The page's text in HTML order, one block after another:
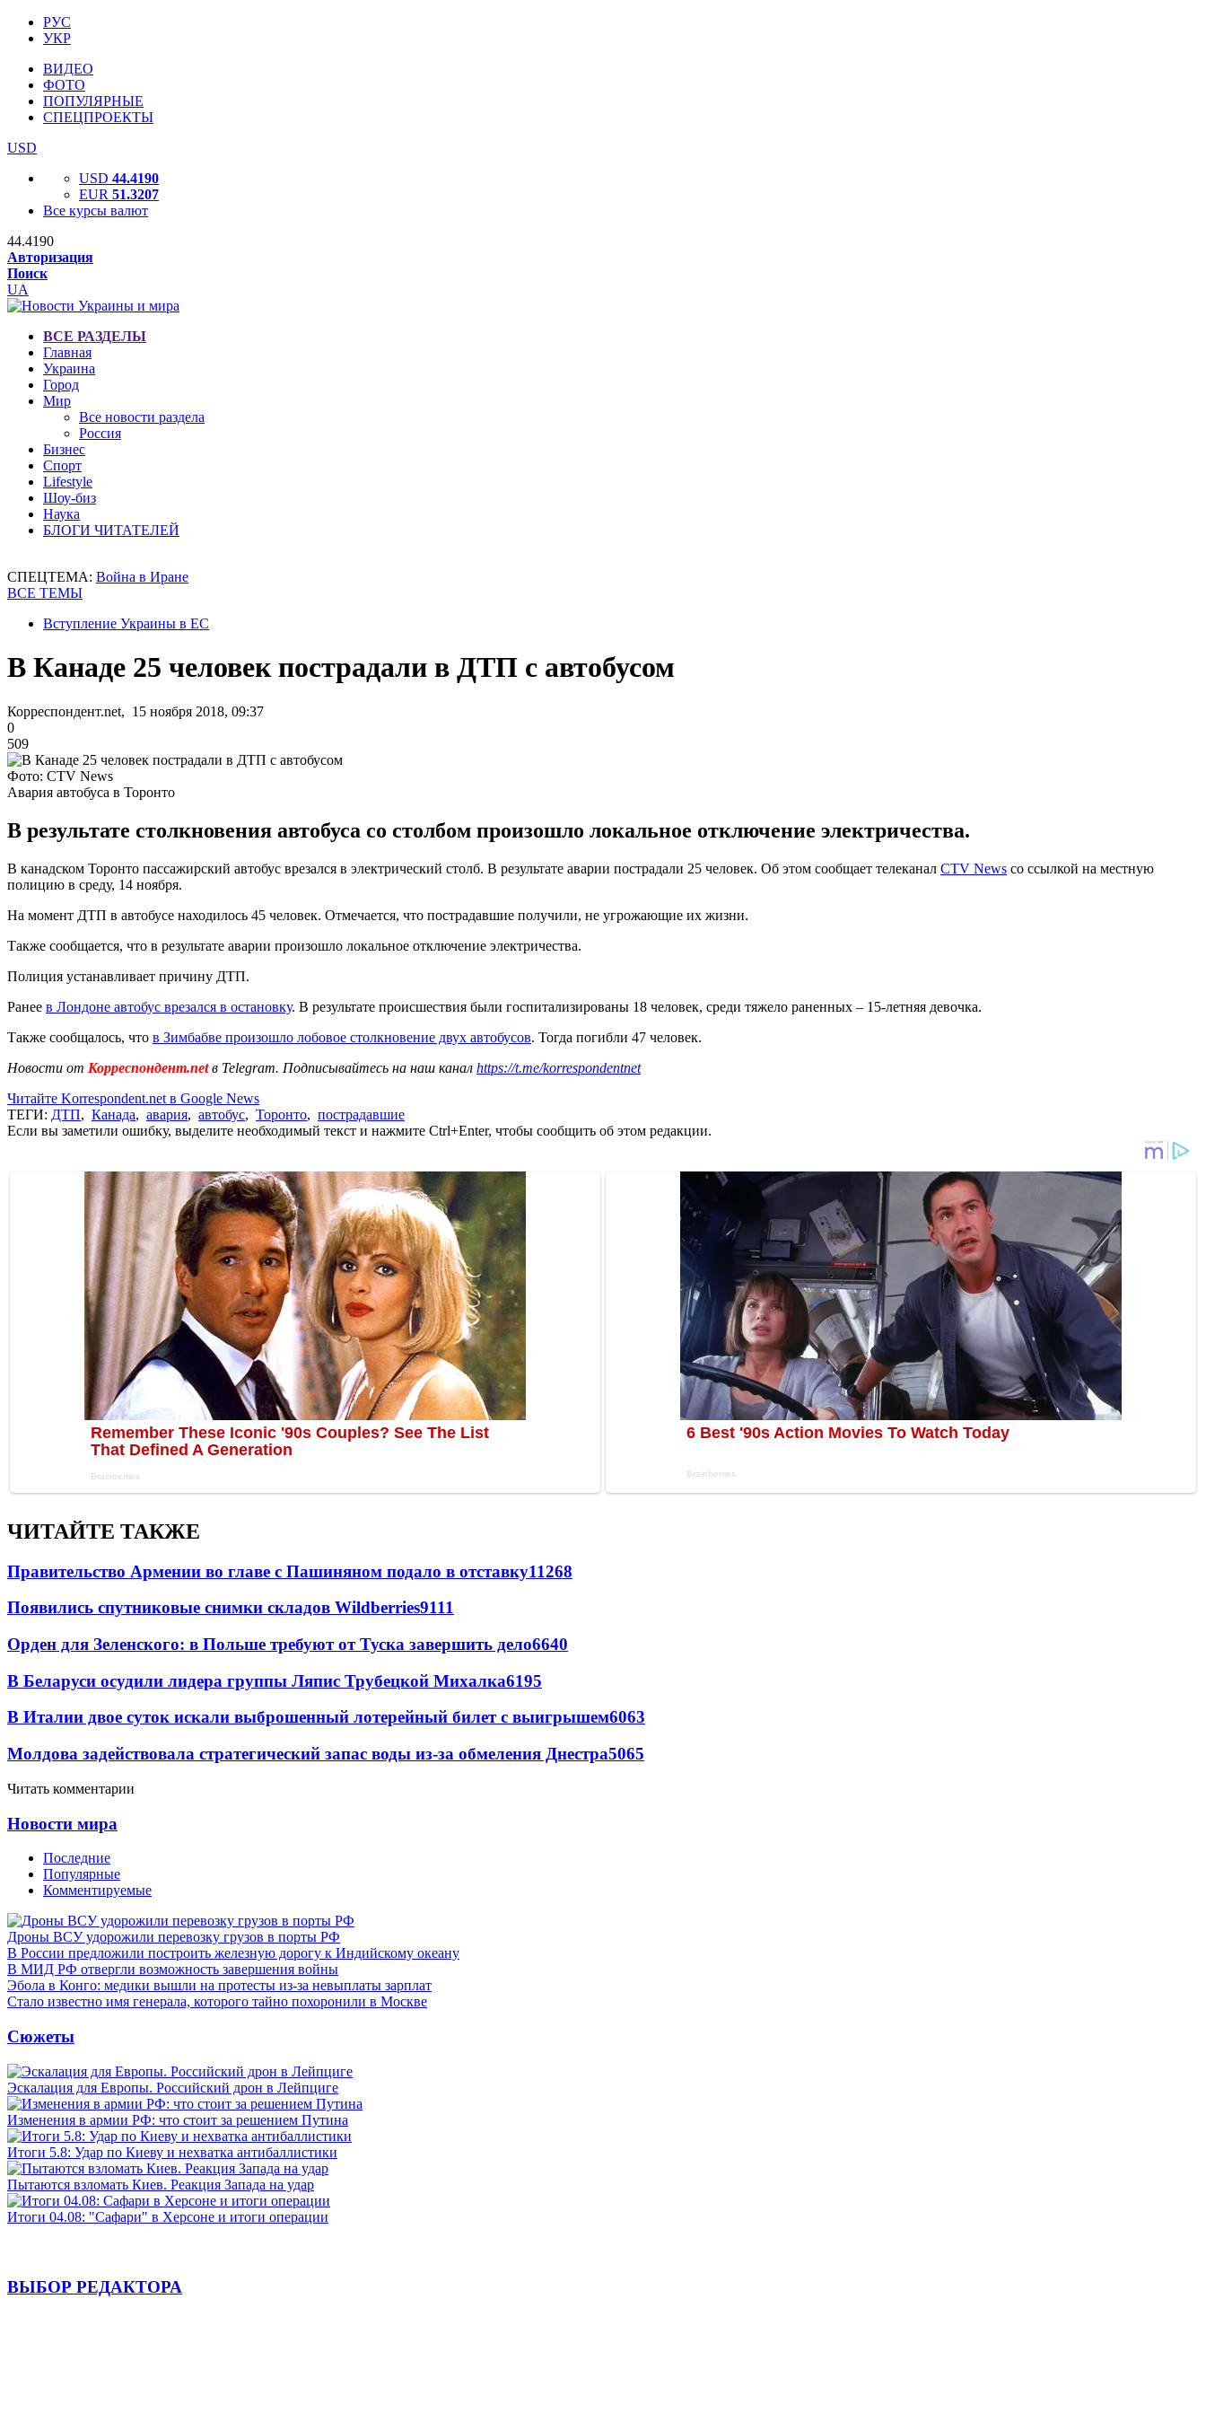
РУС
УКР
ВИДЕО
ФОТО
ПОПУЛЯРНЫЕ
СПЕЦПРОЕКТЫ
USD
USD 44.4190
EUR 51.3207
Все курсы валют
44.4190
Авторизация
Поиск
UA
ВСЕ РАЗДЕЛЫ
Главная
Украина
Город
Мир
Все новости раздела
Россия
Бизнес
Спорт
Lifestyle
Шоу-биз
Наука
БЛОГИ ЧИТАТЕЛЕЙ
СПЕЦТЕМА: Война в Иране
ВСЕ ТЕМЫ
Вступление Украины в ЕС
В Канаде 25 человек пострадали в ДТП с автобусом
Корреспондент.net, 15 ноября 2018, 09:37
0
509
Фото: CTV News
Авария автобуса в Торонто
В результате столкновения автобуса со столбом произошло локальное отключение электричества.
В канадском Торонто пассажирский автобус врезался в электрический столб. В результате аварии пострадали 25 человек. Об этом сообщает телеканал CTV News со ссылкой на местную
полицию в среду, 14 ноября.
На момент ДТП в автобусе находилось 45 человек. Отмечается, что пострадавшие получили, не угрожающие их жизни.
Также сообщается, что в результате аварии произошло локальное отключение электричества.
Полиция устанавливает причину ДТП.
Ранее в Лондоне автобус врезался в остановку. В результате происшествия были госпитализированы ​18 человек, среди тяжело раненных – 15-летняя девочка.
Также сообщалось, что в Зимбабве произошло лобовое столкновение двух автобусов. Тогда погибли 47 человек.
Новости от Корреспондент.netв Telegram. Подписывайтесь на наш канал https://t.me/korrespondentnet
Читайте Korrespondent.net в Google News
ТЕГИ: ДТП, Канада, авария, автобус, Торонто, пострадавшие
Если вы заметили ошибку, выделите необходимый текст и нажмите Ctrl+Enter, чтобы сообщить об этом редакции.
ЧИТАЙТЕ ТАКЖЕ
Правительство Армении во главе с Пашиняном подало в отставку11268
Появились спутниковые снимки складов Wildberries9111
Орден для Зеленского: в Польше требуют от Туска завершить дело6640
В Беларуси осудили лидера группы Ляпис Трубецкой Михалка6195
В Италии двое суток искали выброшенный лотерейный билет с выигрышем6063
Молдова задействовала стратегический запас воды из-за обмеления Днестра5065
Читать комментарии
Новости мира
Последние
Популярные
Комментируемые
Дроны ВСУ удорожили перевозку грузов в порты РФ
В России предложили построить железную дорогу к Индийскому океану
В МИД РФ отвергли возможность завершения войны
Эбола в Конго: медики вышли на протесты из-за невыплаты зарплат
Стало известно имя генерала, которого тайно похоронили в Москве
Сюжеты
Эскалация для Европы. Российский дрон в Лейпциге
Изменения в армии РФ: что стоит за решением Путина
Итоги 5.8: Удар по Киеву и нехватка антибаллистики
Пытаются взломать Киев. Реакция Запада на удар
Итоги 04.08: "Сафари" в Херсоне и итоги операции
ВЫБОР РЕДАКТОРА